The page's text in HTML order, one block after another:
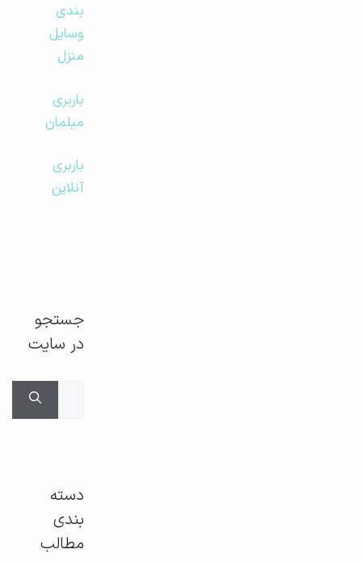
بندی
وسایل
منزل
باربری
مبلمان
باربری
آنلاین
جستجو
در سایت
دسته
بندی
مطالب